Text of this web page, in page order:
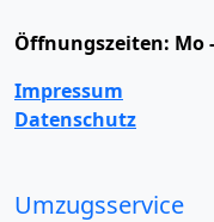
Öffnungszeiten: Mo
Impressum
Datenschutz
Umzugsservice